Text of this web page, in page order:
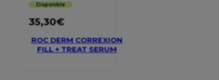
Disponible
35,30€
ROC DERM CORREXION
FILL + TREAT SERUM